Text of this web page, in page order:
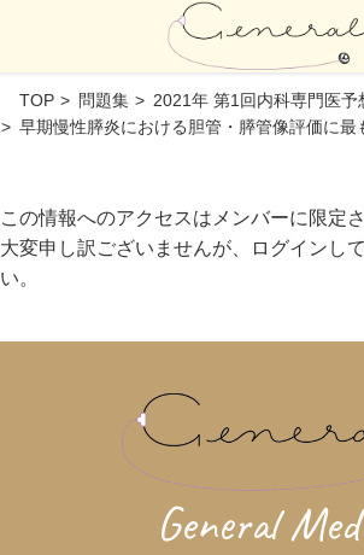
TOP 問題集
2021年 第1回内科専門医予
早期慢性膵炎における胆管・膵管像評価に最
この情報へのアクセスはメンバーに限定
大変申し訳ございませんが、ログインし
い。
General